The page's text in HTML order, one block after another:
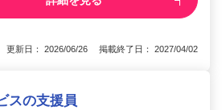
更新日： 2026/06/26 掲載終了日： 2027/04/02
スの支援員